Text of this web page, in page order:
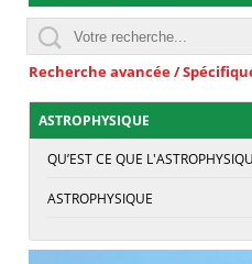
Recherche avancée /
ASTROPHYSIQUE
QU’EST CE QUE
ASTROPHYSIQUE